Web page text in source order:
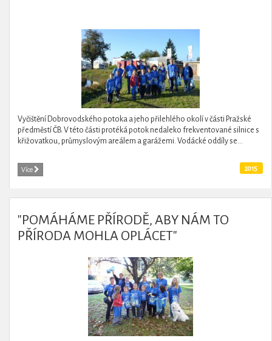
Vyčištění Dobrovodského potoka a jeho přilehlého okolí v části Pražské
předměstí ČB. V této části protéká potok nedaleko frekventované silnice s
křižovatkou, průmyslovým areálem a garážemi. Vodácké oddíly se...
Více 2015
"POMÁHÁME PŘÍRODĚ, ABY NÁM TO
PŘÍRODA MOHLA OPLÁCET"